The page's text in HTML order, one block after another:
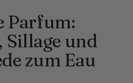
Parfum:
und
zum Eau